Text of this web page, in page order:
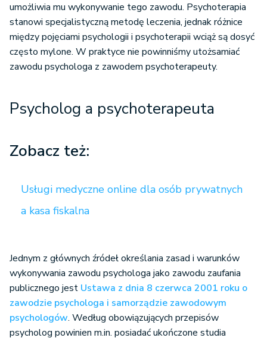
umożliwia mu wykonywanie tego zawodu. Psychoterapia
stanowi specjalistyczną metodę leczenia, jednak różnice
między pojęciami psychologii i psychoterapii wciąż są dosyć
często mylone. W praktyce nie powinniśmy utożsamiać
zawodu psychologa z zawodem psychoterapeuty.
Psycholog a psychoterapeuta
Zobacz też:
Usługi medyczne online dla osób prywatnych
a kasa fiskalna
Jednym z głównych źródeł określania zasad i warunków
wykonywania zawodu psychologa jako zawodu zaufania
publicznego jest Ustawa z dnia 8 czerwca 2001 roku o
zawodzie psychologa i samorządzie zawodowym
psychologów. Według obowiązujących przepisów
psycholog powinien m.in. posiadać ukończone studia